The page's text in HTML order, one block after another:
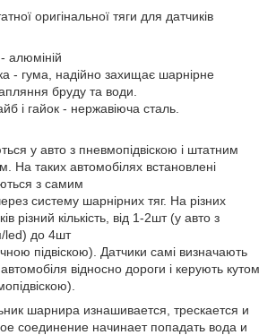
оригінальної тяги для датчиків
алюміній
- гума, надійно захищає шарнірне
бруду та води.
і гайок - нержавіюча сталь.
у авто з пневмопідвіскою і штатним
На таких автомобілях встановлені
з самим
систему шарнірних тяг. На різних
різний кількість, від 1-2шт (у авто з
led) до 4шт
підвіскою). Датчики самі визначають
відносно дороги і керують кутом
шарнира изнашивается, трескается и
соединение начинает попадать вода и